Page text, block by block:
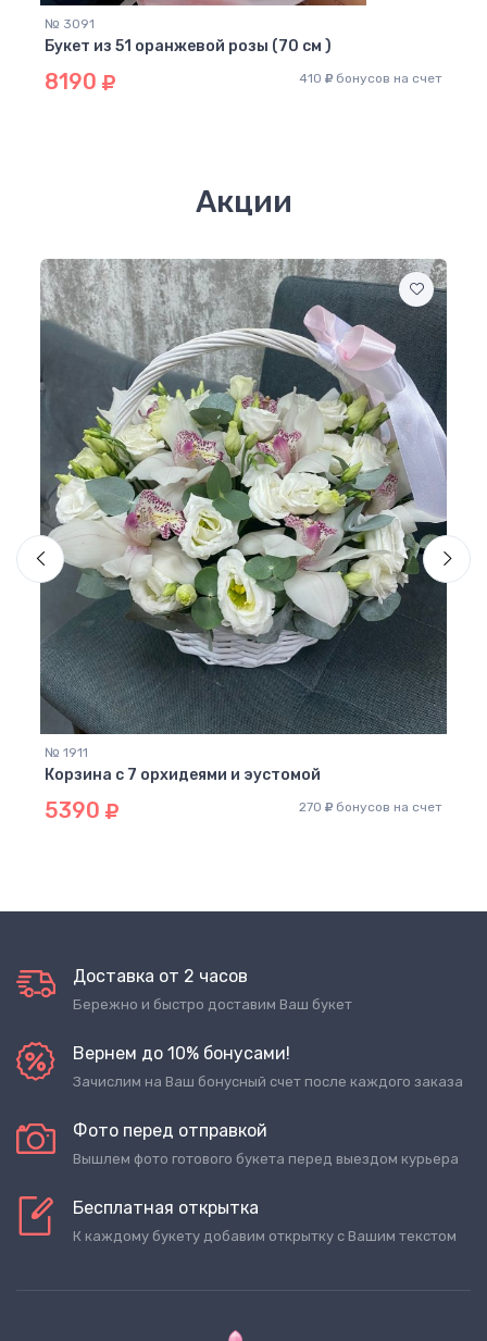
№ 3091
Букет из 51 оранжевой розы (70 см )
8190 410 бонусов на счет
Акции
№ 1911
Корзина с 7 орхидеями и эустомой
5390 270 бонусов на счет
Доставка от 2 часов
Бережно и быстро доставим Ваш букет
Вернем до 10% бонусами!
Зачислим на Ваш бонусный счет после каждого заказа
Фото перед отправкой
Вышлем фото готового букета перед выездом курьера
Бесплатная открытка
К каждому букету добавим открытку с Вашим текстом